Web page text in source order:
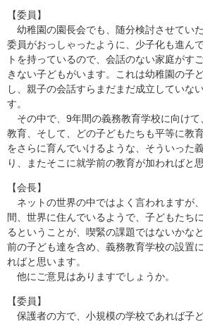
【委員】
幼稚園の園長会でも、随分検討させてい
委員がおっしゃったように、少子化も進ん
トを持っているので、会話のない家庭がす
きない子どもがいます。これは幼稚園の子
し、親子の会話すらまだまだ成立していな
す。
その中で、9年間の義務教育学校に向けて
教育、そして、どの子どもたちも平等に教
をさらに育んでいけるような、そういった
り、またそこに就学前の教育が加わればと
【会長】
ネットの世界の中ではよく言われますが
間、世界に住んでいるようで、子どもたち
るということが、喫緊の課題ではないかな
前の子ども達を含め、義務教育学校の設置
ればと思います。
他にご意見はありますでしょうか。
【委員】
保護者の方で、小規模の学校であれば子